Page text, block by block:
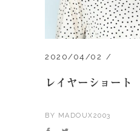
2020/04/02
レイヤーショート
BY MADOUX2003